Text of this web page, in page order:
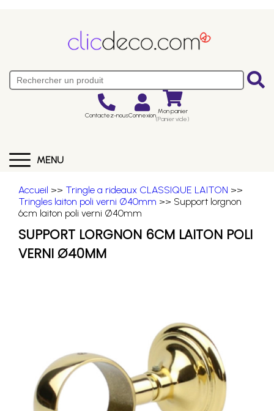
Contactez-nousConnexion Mon panier
(Panier vide)
MENU
Accueil >> Tringle a rideaux CLASSIQUE LAITON >>
Tringles laiton poli verni Ø40mm >> Support lorgnon
6cm laiton poli verni Ø40mm
SUPPORT LORGNON 6CM LAITON POLI
VERNI Ø40MM